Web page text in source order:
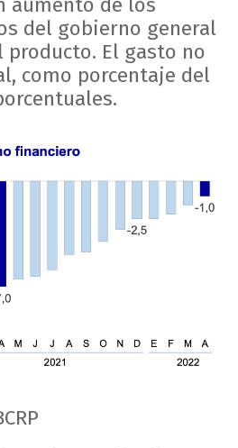
del gobierno general
producto. El gasto no
como porcentaje del